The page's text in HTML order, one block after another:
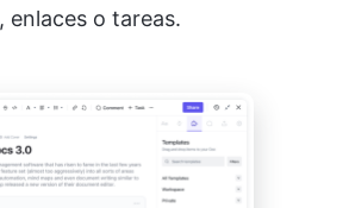
enlaces o tareas.